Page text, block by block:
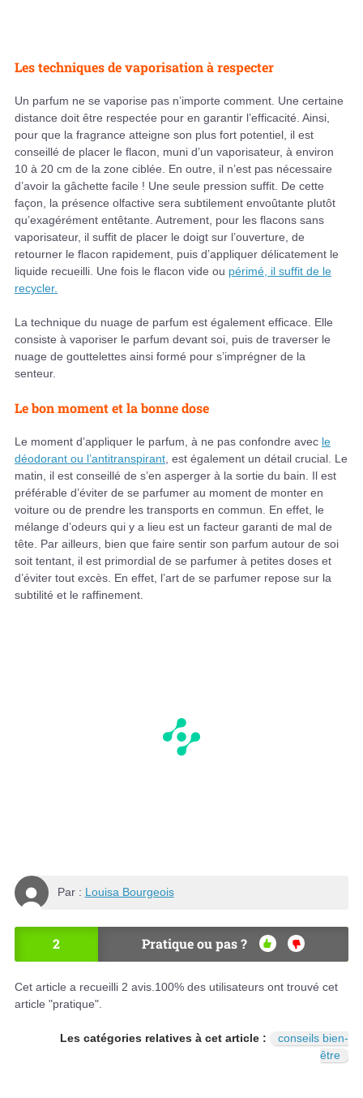
Les techniques de vaporisation à respecter
Un parfum ne se vaporise pas n’importe comment. Une certaine
distance doit être respectée pour en garantir l’efficacité. Ainsi,
pour que la fragrance atteigne son plus fort potentiel, il est
conseillé de placer le flacon, muni d’un vaporisateur, à environ
10 à 20 cm de la zone ciblée. En outre, il n’est pas nécessaire
d’avoir la gâchette facile ! Une seule pression suffit. De cette
façon, la présence olfactive sera subtilement envoûtante plutôt
qu’exagérément entêtante. Autrement, pour les flacons sans
vaporisateur, il suffit de placer le doigt sur l’ouverture, de
retourner le flacon rapidement, puis d’appliquer délicatement le
liquide recueilli. Une fois le flacon vide ou périmé, il suffit de le
recycler.
La technique du nuage de parfum est également efficace. Elle
consiste à vaporiser le parfum devant soi, puis de traverser le
nuage de gouttelettes ainsi formé pour s’imprégner de la
senteur.
Le bon moment et la bonne dose
Le moment d’appliquer le parfum, à ne pas confondre avec le
déodorant ou l’antitranspirant , est également un détail crucial. Le
matin, il est conseillé de s’en asperger à la sortie du bain. Il est
préférable d’éviter de se parfumer au moment de monter en
voiture ou de prendre les transports en commun. En effet, le
mélange d’odeurs qui y a lieu est un facteur garanti de mal de
tête. Par ailleurs, bien que faire sentir son parfum autour de soi
soit tentant, il est primordial de se parfumer à petites doses et
d’éviter tout excès. En effet, l’art de se parfumer repose sur la
subtilité et le raffinement.
Par : Louisa Bourgeois
2 Pratique ou pas ?
OU
NO
N
Cet article a recueilli 2 avis. 100% des utilisateurs ont trouvé cet
article "pratique".
Les catégories relatives à cet article :
conseils bien-
être